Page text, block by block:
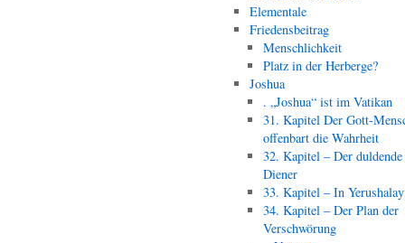
Elementale
Friedensbeitrag
Menschlichkeit
Platz in der Herberge?
Joshua
. „Joshua“ ist im Vatikan
31. Kapitel Der Gott-
offenbart die Wahrheit
32. Kapitel – Der duldende
Diener
33. Kapitel – In
34. Kapitel – Der Plan der
Verschwörung